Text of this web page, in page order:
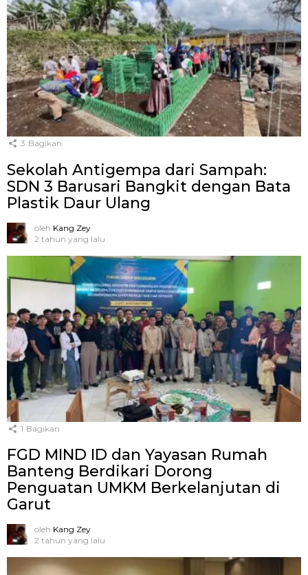
3 Bagikan
Sekolah Antigempa dari Sampah:
SDN 3 Barusari Bangkit dengan Bata
Plastik Daur Ulang
oleh Kang Zey
2 tahun yang lalu
1 Bagikan
FGD MIND ID dan Yayasan Rumah
Banteng Berdikari Dorong
Penguatan UMKM Berkelanjutan di
Garut
oleh Kang Zey
2 tahun yang lalu